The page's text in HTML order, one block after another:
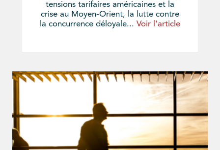
tensions tarifaires américaines et la
crise au Moyen-Orient, la lutte contre
la concurrence déloyale... Voir l'article